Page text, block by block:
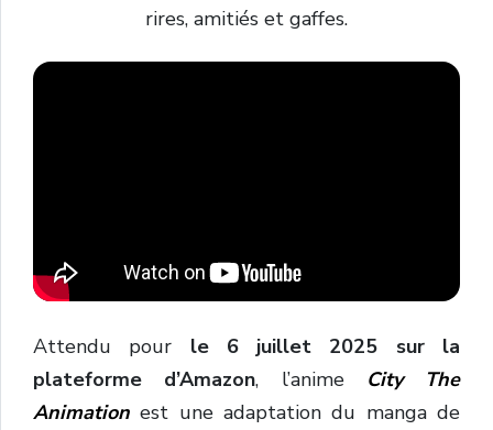
rires, amitiés et gaffes.
Attendu pour le 6 juillet 2025 sur la
plateforme d’Amazon, l’anime City The
Animation est une adaptation du manga de